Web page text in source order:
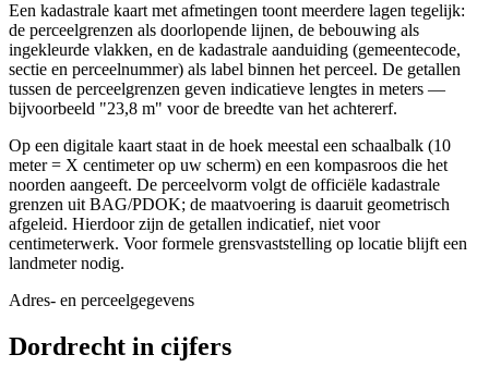
Een kadastrale kaart met afmetingen toont meerdere lagen tegelijk:
de perceelgrenzen als doorlopende lijnen, de bebouwing als
ingekleurde vlakken, en de kadastrale aanduiding (gemeentecode,
sectie en perceelnummer) als label binnen het perceel. De getallen
tussen de perceelgrenzen geven indicatieve lengtes in meters —
bijvoorbeeld "23,8 m" voor de breedte van het achtererf.
Op een digitale kaart staat in de hoek meestal een schaalbalk (10
meter = X centimeter op uw scherm) en een kompasroos die het
noorden aangeeft. De perceelvorm volgt de officiële kadastrale
grenzen uit BAG/PDOK; de maatvoering is daaruit geometrisch
afgeleid. Hierdoor zijn de getallen indicatief, niet voor
centimeterwerk. Voor formele grensvaststelling op locatie blijft een
landmeter nodig.
Adres- en perceelgegevens
Dordrecht in cijfers